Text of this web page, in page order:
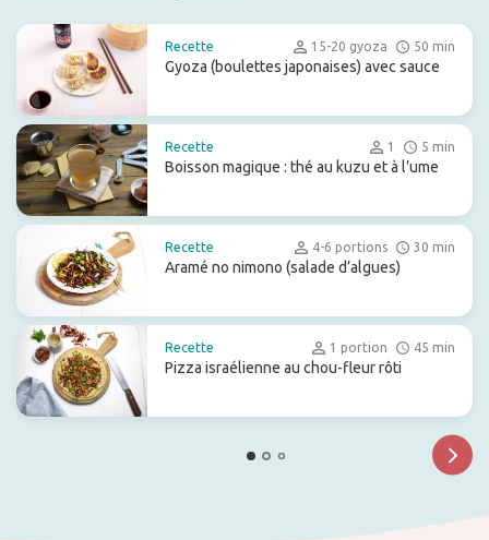
Recette 15-20 gyoza 50 min
Gyoza (boulettes japonaises) avec sauce
Recette 1 5 min
Boisson magique : thé au kuzu et à l’ume
Recette 4-6 portions 30 min
Aramé no nimono (salade d’algues)
Recette 1 portion 45 min
Pizza israélienne au chou-fleur rôti